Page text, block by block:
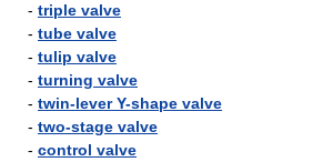
- triple valve
- tube valve
- tulip valve
- turning valve
- twin-lever Y-shape valve
- two-stage valve
- control valve